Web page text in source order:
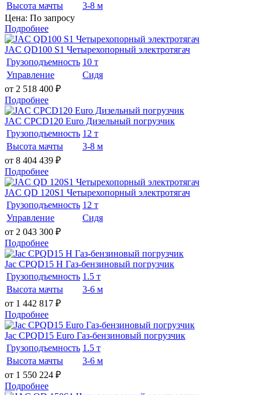
Высота мачты
3-8 м
Цена: По запросу
Подробнее
JAC QD100 S1 Четырехопорный электротягач
Грузоподъемность 10 т
Управление
Сидя
от 2 518 400 ₽
Подробнее
JAC CPCD120 Euro Дизельный погрузчик
Грузоподъемность 12 т
Высота мачты
3-8 м
от 8 404 439 ₽
Подробнее
JAC QD 120S1 Четырехопорный электротягач
Грузоподъемность 12 т
Управление
Сидя
от 2 043 300 ₽
Подробнее
Jac CPQD15 H Газ-бензиновый погрузчик
Грузоподъемность 1.5 т
Высота мачты
3-6 м
от 1 442 817 ₽
Подробнее
Jac CPQD15 Euro Газ-бензиновый погрузчик
Грузоподъемность 1.5 т
Высота мачты
3-6 м
от 1 550 224 ₽
Подробнее